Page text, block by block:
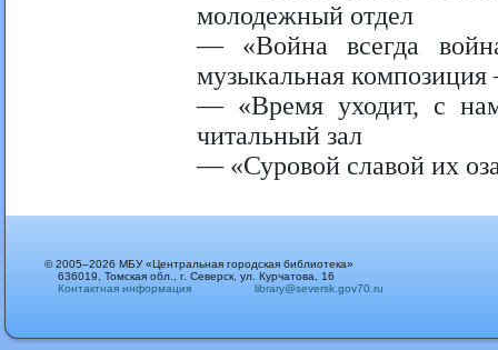
молодежный отдел
— «Война всегда
музыкальная
— «Время уходит, с
читальный зал
— «Суровой славой их
© 2005–2026 МБУ «Центральная городская библиотека»
636019, Томская обл., г. Северск, ул. Курчатова, 16
Контактная информация
library@seversk.gov70.ru